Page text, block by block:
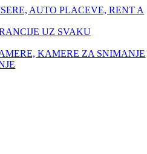
AUTO PLACEVE, RENT A
UZ SVAKU
KAMERE ZA SNIMANJE